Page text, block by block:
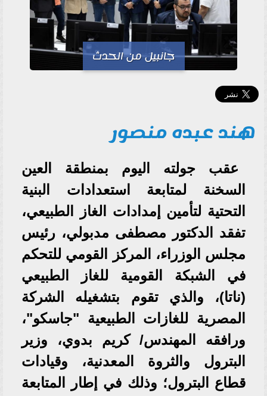
جانبيل من الحدث
هند عبده منصور
عقب جولته اليوم بمنطقة العين
السخنة لمتابعة استعدادات البنية
التحتية لتأمين إمدادات الغاز الطبيعي،
تفقد الدكتور مصطفى مدبولي، رئيس
مجلس الوزراء، المركز القومي للتحكم
في الشبكة القومية للغاز الطبيعي
(ناتا)، والذي تقوم بتشغيله الشركة
المصرية للغازات الطبيعية "جاسكو"،
ورافقه المهندس/ كريم بدوي، وزير
البترول والثروة المعدنية، وقيادات
قطاع البترول؛ وذلك في إطار المتابعة